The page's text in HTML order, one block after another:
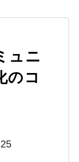
ュニ
のコ